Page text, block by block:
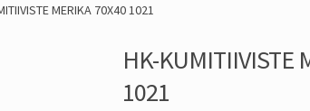
MERIKA 70X40 1021
HK-KUMITIIVISTE
1021